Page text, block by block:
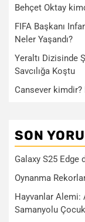
Behçet Oktay
FIFA Başkanı
Neler Yaşandı?
Yeraltı Dizisinde
Savcılığa Koştu
Cansever kimdir?
SON
Galaxy S25 Edge
Oynanma
Hayvanlar Alemi:
Samanyolu